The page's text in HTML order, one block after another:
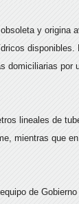
y origina
disponibles.
por
lineales de
mientras que
de